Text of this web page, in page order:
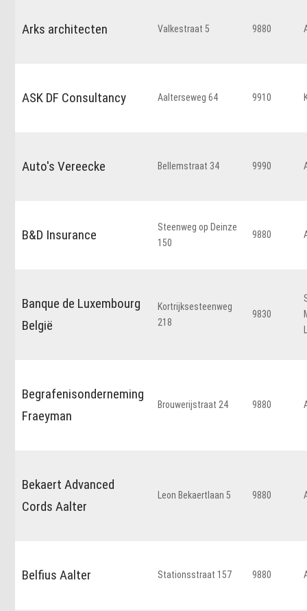
Arks architecten Valkestraat 5 9880
ASK DF Consultancy Aalterseweg 64 9910
Auto's Vereecke Bellemstraat 34 9990
B&D Insurance
Steenweg op Deinze
150
9880
Banque de Luxembourg
België
Kortrijksesteenweg
218
9830
Begrafenisonderneming
Fraeyman
Brouwerijstraat 24 9880
Bekaert Advanced
Cords Aalter
Leon Bekaertlaan 5 9880
Belfius Aalter Stationsstraat 157 9880